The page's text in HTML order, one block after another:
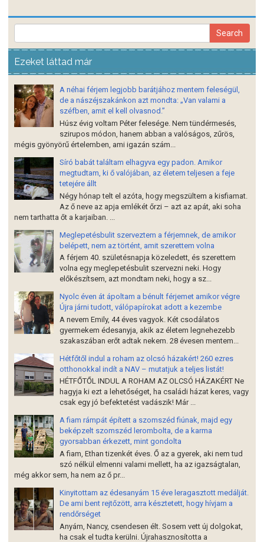
Ezeket láttad már
A néhai férjem legjobb barátjához mentem feleségül,
de a nászéjszakánkon azt mondta: „Van valami a
széfben, amit el kell olvasnod.”
Húsz évig voltam Péter felesége. Nem tündérmesés,
szirupos módon, hanem abban a valóságos, zűrös,
mégis gyönyörű értelemben, ami igazán szám...
Síró babát találtam elhagyva egy padon. Amikor
megtudtam, ki ő valójában, az életem teljesen a feje
tetejére állt
Négy hónap telt el azóta, hogy megszültem a kisfiamat.
Az ő neve az apja emlékét őrzi – azt az apát, aki soha
nem tarthatta őt a karjaiban. ...
Meglepetésbulit szerveztem a férjemnek, de amikor
belépett, nem az történt, amit szerettem volna
A férjem 40. születésnapja közeledett, és szerettem
volna egy meglepetésbulit szervezni neki. Hogy
előkészítsem, azt mondtam neki, hogy a sz...
Nyolc éven át ápoltam a bénult férjemet amikor végre
Újra járni tudott, válópapírokat adott a kezembe
A nevem Emily, 44 éves vagyok. Két csodálatos
gyermekem édesanyja, akik az életem legnehezebb
szakaszában erőt adtak nekem. 28 évesen mentem...
Hétfőtől indul a roham az olcsó házakért! 260 ezres
otthonokkal indít a NAV – mutatjuk a teljes listát!
HÉTFŐTŐL INDUL A ROHAM AZ OLCSÓ HÁZAKÉRT Ne
hagyja ki ezt a lehetőséget, ha családi házat keres, vagy
csak egy jó befektetést vadászik! Már ...
A fiam rámpát épített a szomszéd fiúnak, majd egy
beképzelt szomszéd lerombolta, de a karma
gyorsabban érkezett, mint gondolta
A fiam, Ethan tizenkét éves. Ő az a gyerek, aki nem tud
szó nélkül elmenni valami mellett, ha az igazságtalan,
még akkor sem, ha nem az ő pr...
Kinyitottam az édesanyám 15 éve leragasztott medálját.
De ami bent rejtőzött, arra késztetett, hogy hívjam a
rendőrséget
Anyám, Nancy, csendesen élt. Sosem vett új dolgokat,
ha csak el tudta kerülni. Újrahasznosította a